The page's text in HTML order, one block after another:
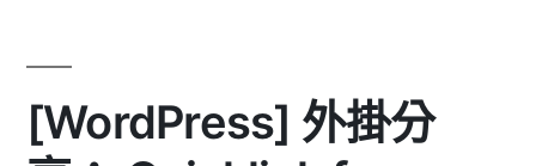
[WordPress] 外掛分